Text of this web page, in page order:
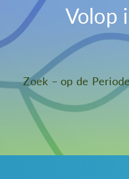
Volop
Zoek – op de